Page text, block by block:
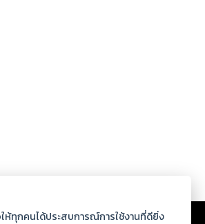
ดาวน์โหลด
ให้ทุกคนได้ประสบการณ์การใช้งานที่ดียิ่ง